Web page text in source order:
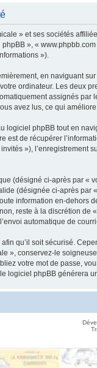
» et ses sociétés
», «
»).
en naviguant
ordinateur. Les deux
assignés
avez lus, ce qui
logiciel phpBB tout en
de récupérer
»),
(désigné ci-après par «
(désignée ci-après
information en-dehors
reste à la discrétion
automatique de
qu’il soit sécurisé.
», conservez-le
votre mot de passe,
logiciel phpBB générera